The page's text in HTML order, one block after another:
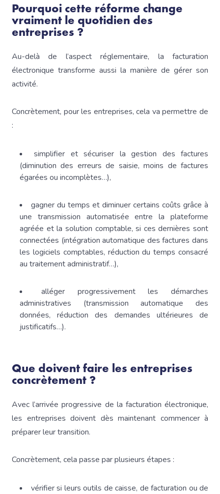
Pourquoi cette réforme change
vraiment le quotidien des
entreprises ?
Au-delà de l’aspect réglementaire, la facturation
électronique transforme aussi la manière de gérer son
activité.
Concrètement, pour les entreprises, cela va permettre de
:
simplifier et sécuriser la gestion des factures
(diminution des erreurs de saisie, moins de factures
égarées ou incomplètes…),
gagner du temps et diminuer certains coûts grâce à
une transmission automatisée entre la plateforme
agréée et la solution comptable, si ces dernières sont
connectées (intégration automatique des factures dans
les logiciels comptables, réduction du temps consacré
au traitement administratif…),
alléger progressivement les démarches
administratives (transmission automatique des
données, réduction des demandes ultérieures de
justificatifs…).
Que doivent faire les entreprises
concrètement ?
Avec l’arrivée progressive de la facturation électronique,
les entreprises doivent dès maintenant commencer à
préparer leur transition.
Concrètement, cela passe par plusieurs étapes :
vérifier si leurs outils de caisse, de facturation ou de